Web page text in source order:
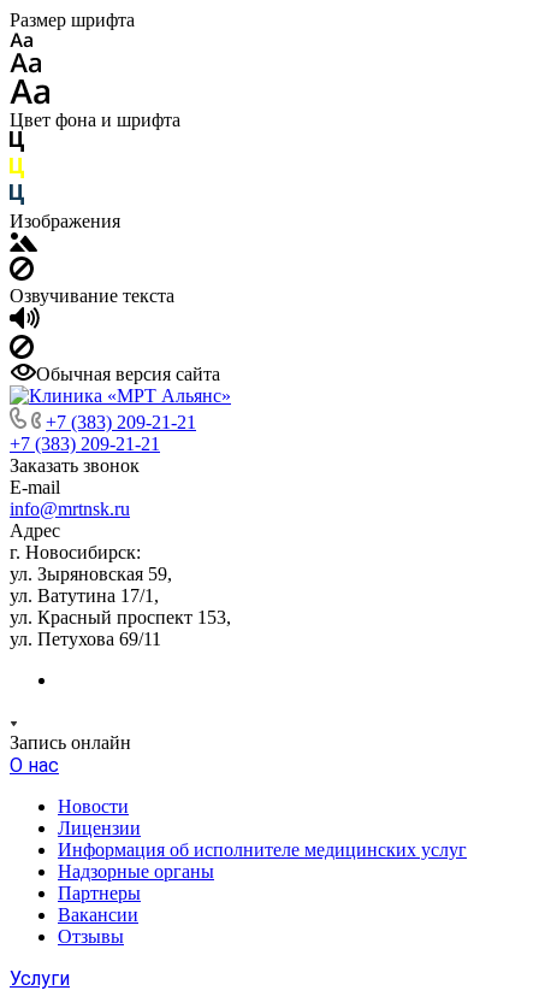
Размер шрифта
Цвет фона и шрифта
Изображения
Озвучивание текста
Обычная версия сайта
+7 (383) 209-21-21
+7 (383) 209-21-21
Заказать звонок
E-mail
info@mrtnsk.ru
Адрес
г. Новосибирск:
ул. Зыряновская 59,
ул. Ватутина 17/1,
ул. Красный проспект 153,
ул. Петухова 69/11
Запись онлайн
О нас
Новости
Лицензии
Информация об исполнителе медицинских услуг
Надзорные органы
Партнеры
Вакансии
Отзывы
Услуги